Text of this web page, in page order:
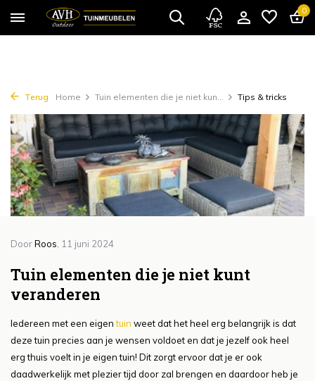
{!!% include 'snippets/cta.rain' %!!} 0
Terug Home Tuin elementen die je niet kun... Tips & tricks
DoorRoos , 11 juni 2024
Tuin elementen die je niet kunt
veranderen
Iedereen met een eigentuin weet dat het heel erg belangrijk is dat
deze tuin precies aan je wensen voldoet en dat je jezelf ook heel
erg thuis voelt in je eigen tuin! Dit zorgt ervoor dat je er ook
daadwerkelijk met plezier tijd door zal brengen en daardoor heb je